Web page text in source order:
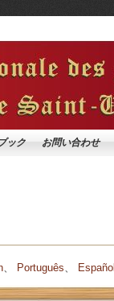
ック お問い合わせ
、 Português、 Español